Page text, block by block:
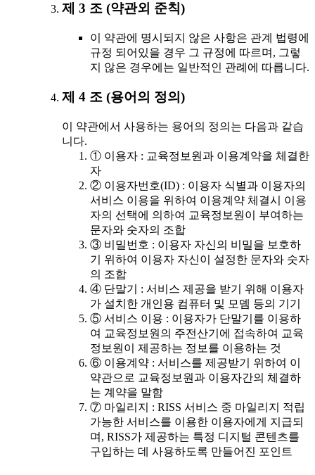
제 3 조 (약관외 준칙)
이 약관에 명시되지 않은 사항은 관계 법령에
규정 되어있을 경우 그 규정에 따르며, 그렇
지 않은 경우에는 일반적인 관례에 따릅니다.
제 4 조 (용어의 정의)
이 약관에서 사용하는 용어의 정의는 다음과 같습
니다.
① 이용자 : 교육정보원과 이용계약을 체결한
자
② 이용자번호(ID) : 이용자 식별과 이용자의
서비스 이용을 위하여 이용계약 체결시 이용
자의 선택에 의하여 교육정보원이 부여하는
문자와 숫자의 조합
③ 비밀번호 : 이용자 자신의 비밀을 보호하
기 위하여 이용자 자신이 설정한 문자와 숫자
의 조합
④ 단말기 : 서비스 제공을 받기 위해 이용자
가 설치한 개인용 컴퓨터 및 모뎀 등의 기기
⑤ 서비스 이용 : 이용자가 단말기를 이용하
여 교육정보원의 주전산기에 접속하여 교육
정보원이 제공하는 정보를 이용하는 것
⑥ 이용계약 : 서비스를 제공받기 위하여 이
약관으로 교육정보원과 이용자간의 체결하
는 계약을 말함
⑦ 마일리지 : RISS 서비스 중 마일리지 적립
가능한 서비스를 이용한 이용자에게 지급되
며, RISS가 제공하는 특정 디지털 콘텐츠를
구입하는 데 사용하도록 만들어진 포인트